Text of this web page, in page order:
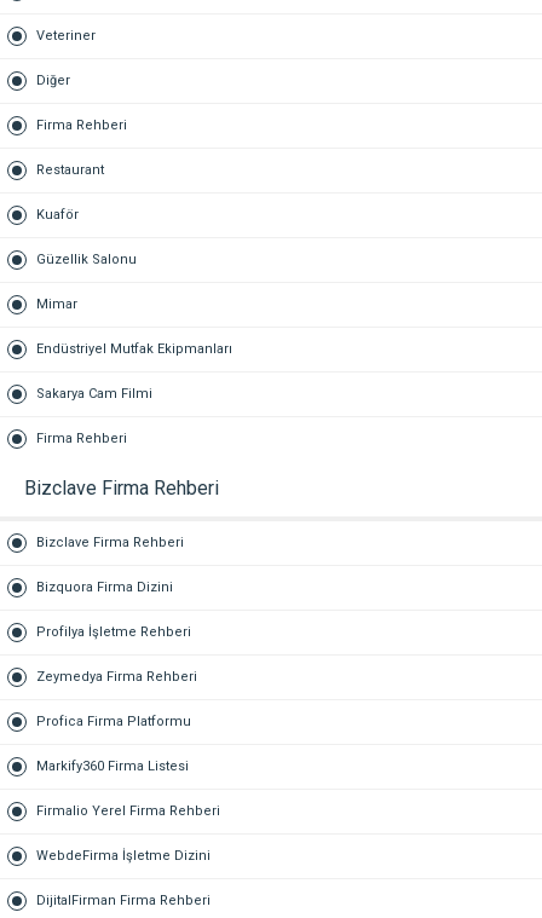
Veteriner
Diğer
Firma Rehberi
Restaurant
Kuaför
Güzellik Salonu
Mimar
Endüstriyel Mutfak Ekipmanları
Sakarya Cam Filmi
Firma Rehberi
Bizclave Firma Rehberi
Bizclave Firma Rehberi
Bizquora Firma Dizini
Profilya İşletme Rehberi
Zeymedya Firma Rehberi
Profica Firma Platformu
Markify360 Firma Listesi
Firmalio Yerel Firma Rehberi
WebdeFirma İşletme Dizini
DijitalFirman Firma Rehberi